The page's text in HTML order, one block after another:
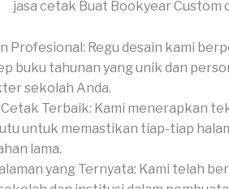
Profesional: Regu desain kami
buku tahunan yang unik dan
sekolah Anda.
Terbaik: Kami menerapkan
untuk memastikan tiap-tiap
lama.
yang Ternyata: Kami telah